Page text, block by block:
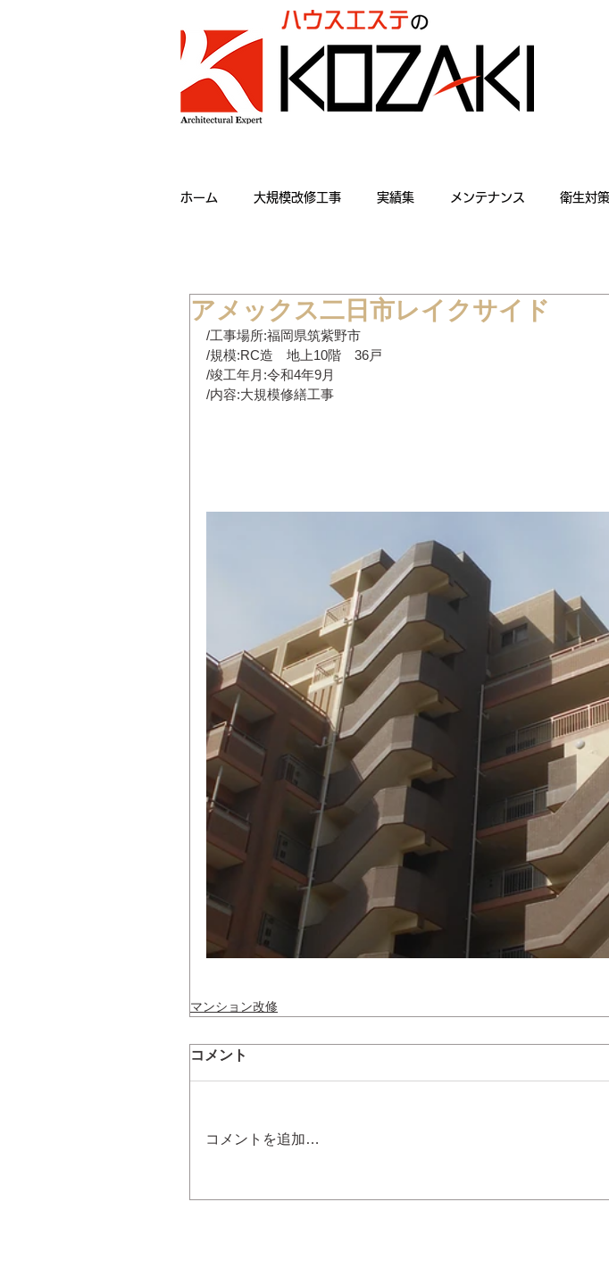
ホーム 大規模改修工事 実績集 メンテナンス 衛生対
アメックス二日市レイクサイド
/工事場所:福岡県筑紫野市
/規模:RC造　地上10階　36戸
/竣工年月:令和4年9月
/内容:大規模修繕工事
マンション改修
コメント
コメントを追加…